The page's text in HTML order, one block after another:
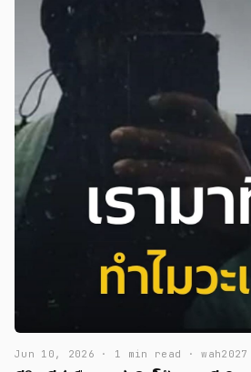
Jun 10, 2026 · 1 min read · wah2027